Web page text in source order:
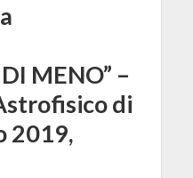
MENO” –
di
2019,